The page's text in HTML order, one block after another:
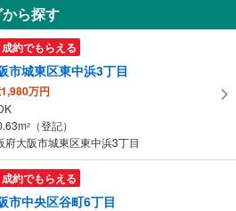
ら探す
成約でもらえる
市城東区東中浜3丁目
万円
2
（登記）
府大阪市城東区東中浜3丁目
成約でもらえる
市中央区谷町6丁目